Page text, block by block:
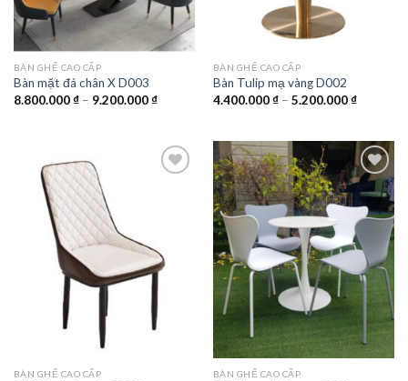
BÀN GHẾ CAO CẤP
Bàn mặt đá chân X D003
8.800.000₫ – 9.200.000₫Khoảng
đến
9.200.000 ₫
BÀN GHẾ CAO CẤP
Bàn Tulip mạ vàng D002
4.400.000₫ – 5.200.000₫Khoảng
đến
BÀN GHẾ CAO CẤP
Add to
wishlist
BÀN GHẾ CAO CẤP